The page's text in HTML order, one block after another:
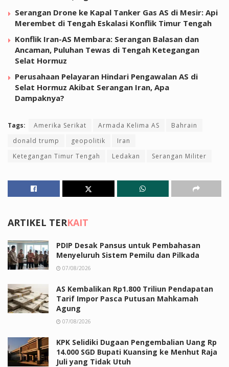
Serangan Drone ke Kapal Tanker Gas AS di Mesir: Api
Merembet di Tengah Eskalasi Konflik Timur Tengah
Konflik Iran-AS Membara: Serangan Balasan dan
Ancaman, Puluhan Tewas di Tengah Ketegangan
Selat Hormuz
Perusahaan Pelayaran Hindari Pengawalan AS di
Selat Hormuz Akibat Serangan Iran, Apa
Dampaknya?
Tags: Amerika Serikat Armada Kelima AS
Bahrain
donald trump
geopolitik
Iran
Ketegangan Timur Tengah
Ledakan Serangan Militer
ARTIKEL TERKAIT
PDIP Desak Pansus untuk Pembahasan
Menyeluruh Sistem Pemilu dan Pilkada
07/08/2026
AS Kembalikan Rp1.800 Triliun Pendapatan
Tarif Impor Pasca Putusan Mahkamah
Agung
07/08/2026
KPK Selidiki Dugaan Pengembalian Uang Rp
14.000 SGD Bupati Kuansing ke Menhut Raja
Juli yang Tidak Utuh